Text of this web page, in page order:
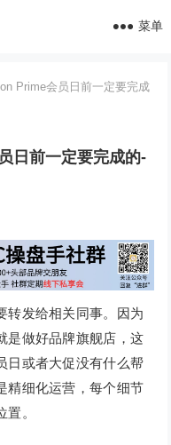
菜单
Prime会员日前一定要完成
日前一定要完成的-
转发给相关同事。因为
是做好品牌旗舰店，这
日或者大促没有什么帮
精细化运营，每个细节
。